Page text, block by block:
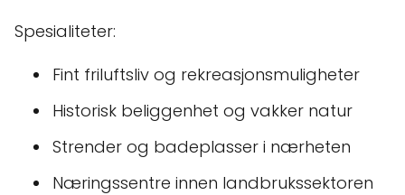
Spesialiteter:
Fint friluftsliv og rekreasjonsmuligheter
Historisk beliggenhet og vakker natur
Strender og badeplasser i nærheten
Næringssentre innen landbrukssektoren